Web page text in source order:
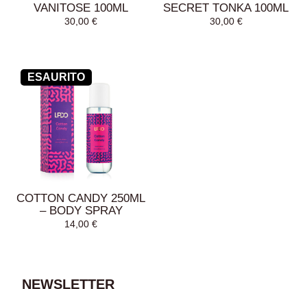
VANITOSE 100ML
30,00€
AGGIUNGI AL
CARRELLO
SECRET TONKA 100ML
30,00 €
ESAURITO
COTTON CANDY 250ML
– BODY SPRAY
14,00€
NEWSLETTER